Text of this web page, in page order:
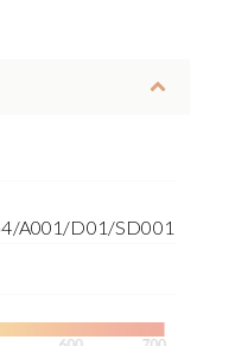
A001/D01/SD001